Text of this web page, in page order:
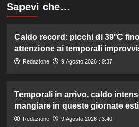
Sapevi che…
Caldo record: picchi di 39°C
attenzione ai temporali
Redazione 9 Agosto 2026 : 9:37
Temporali in arrivo, caldo
mangiare in queste giornate
Redazione 9 Agosto 2026 : 3:40